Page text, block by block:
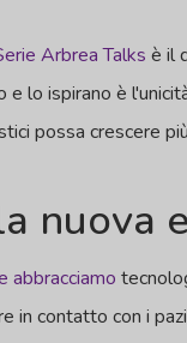
Arbrea Talks è il
e lo ispirano è
possa crescere
nuova
abbracciamo
in contatto con i